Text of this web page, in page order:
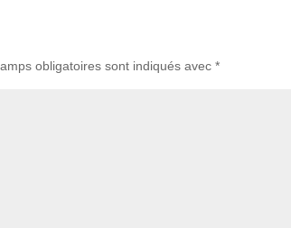
obligatoires sont indiqués avec*